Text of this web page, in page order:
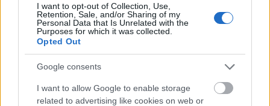
I want to opt-out of Collection, Use,
Retention, Sale, and/or Sharing of my
Personal Data that Is Unrelated with the
Purposes for which it was collected.
Opted Out
Google consents
I want to allow Google to enable storage
related to advertising like cookies on web or
kelleténél: az InterCom gyermeke 59%-ot zuhant,
ráadásul átbukott a Mila Kunis bandáján, így most
26.800 nézővel a harmadik helyen áll. A 100 ezres
határt átlépte ugyan, de az, hogy a DC legnagyobb
filmjeként még a 35 ezer nézővel startoló
Wonder
végeredménye is kihívásként jelentkezhet
majd számára, kellemetlen.